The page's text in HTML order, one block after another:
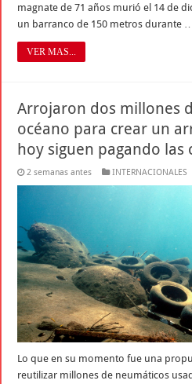
magnate de 71 años murió el 14 de
un barranco de 150 metros durante …
VER MAS...
Arrojaron dos millones
océano para crear un
hoy siguen pagando las
2 semanas antes INTERNACIONALES
Lo que en su momento fue una
reutilizar millones de neumáticos